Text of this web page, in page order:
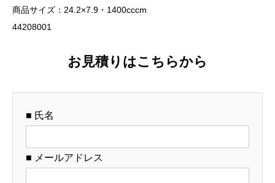
れ
ナ
商品サイズ：24.2×7.9・1400cccm
44208001
お見積りはこちらから
■ 氏名
■ メールアドレス